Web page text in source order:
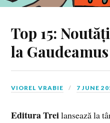
Top 15:
la
VIOREL VRABIE 7 JUNE
Editura Treilansează la